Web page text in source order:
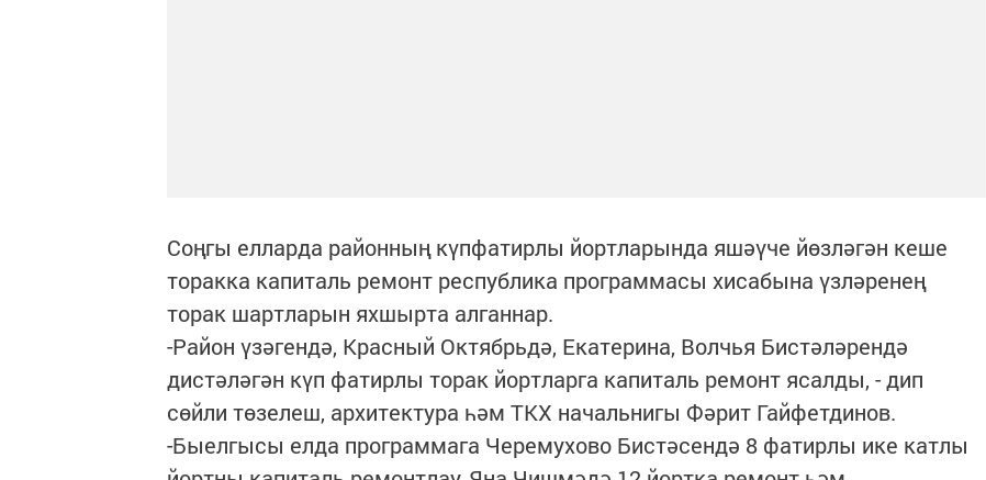
Соңгы елларда районның күпфатирлы йортларында яшәүче йөзләгән кеше
торакка капиталь ремонт республика программасы хисабына үзләренең
торак шартларын яхшырта алганнар.
-Район үзәгендә, Красный Октябрьдә, Екатерина, Волчья Бистәләрендә
дистәләгән күп фатирлы торак йортларга капиталь ремонт ясалды, - дип
сөйли төзелеш, архитектура һәм ТКХ начальнигы Фәрит Гайфетдинов.
-Быелгысы елда программага Черемухово Бистәсендә 8 фатирлы ике катлы